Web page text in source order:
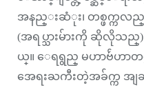
အနည္းဆံုး၊ တစ္ဖက္က
(အရပ္သားမ်ားကို ဆိုလိုသည္
ယ္။ ေရရွည္ မဟာဗ်ဴဟာတ
အေရးႀကီးတဲ့အခ်က္က အျ